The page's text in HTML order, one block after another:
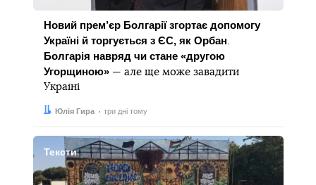
Новий прем’єр Болгарії згортає допомогу
Україні й торгується з ЄС, як Орбан.
Болгарія навряд чи стане «другою
Угорщиною» — але ще може завадити
Україні
Автор:Юлія Гира
Дата: три дні тому
Тексти